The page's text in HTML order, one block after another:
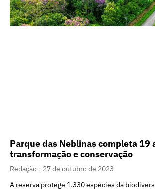
Parque das Neblinas completa 19
transformação e conservação
Redação
27 de outubro de 2023
A reserva protege 1.330 espécies da